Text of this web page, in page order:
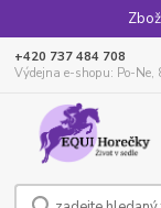
+420 737 484 708
Výdejna e-shopu: Po-Ne,